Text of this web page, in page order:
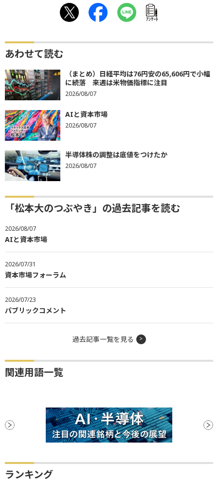
ｱﾝｹｰﾄ
あわせて読む
（まとめ）日経平均は76円安の65,606円で小幅
に続落 来週は米物価指標に注目
2026/08/07
AIと資本市場
2026/08/07
半導体株の調整は底値をつけたか
2026/08/07
「松本大のつぶやき」の過去記事を読む
2026/08/07
AIと資本市場
2026/07/31
資本市場フォーラム
2026/07/23
パブリックコメント
過去記事一覧を見る
関連用語一覧
ランキング